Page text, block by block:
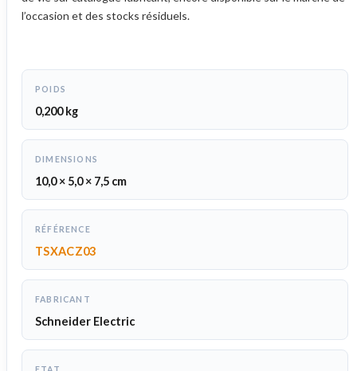
l’occasion et des stocks résiduels.
POIDS
0,200 kg
DIMENSIONS
10,0 × 5,0 × 7,5 cm
RÉFÉRENCE
TSXACZ03
FABRICANT
Schneider Electric